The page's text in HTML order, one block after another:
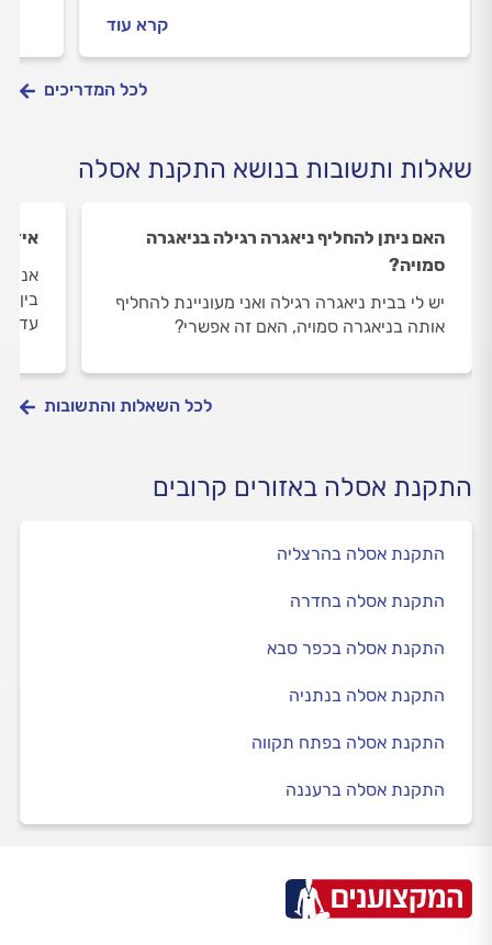
קרא עוד
לכל המדריכים
שאלות ותשובות בנושא התקנת אסלה
האם ניתן להחליף ניאגרה רגילה בניאגרה
סמויה?
יש לי בבית ניאגרה רגילה ואני מעוניינת להחליף
אותה בניאגרה סמויה, האם זה אפשרי?
אני
בין
לכל השאלות והתשובות
התקנת אסלה באזורים קרובים
התקנת אסלה בהרצליה
התקנת אסלה בחדרה
התקנת אסלה בכפר סבא
התקנת אסלה בנתניה
התקנת אסלה בפתח תקווה
התקנת אסלה ברעננה